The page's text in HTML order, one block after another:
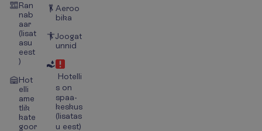
Ran
nab
aar
(lisat
asu
eest
)
Hot
elli
ame
tlik
kate
goor
Aeroo
bika
Joogat
unnid
Hotelli
s on
spaa-
keskus
(lisatas
u eest)